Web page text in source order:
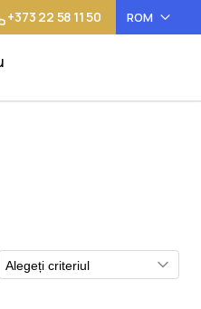
+373 22 58 11 50 ROM
Alegeți criteriul